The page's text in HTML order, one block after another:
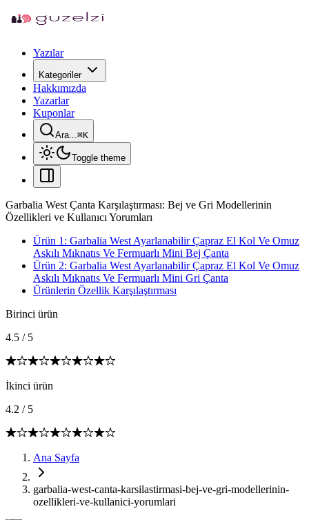
Yazılar
Kategoriler
Hakkımızda
Yazarlar
Kuponlar
Ara...⌘K
Toggle theme
Garbalia West Çanta Karşılaştırması: Bej ve Gri Modellerinin
Özellikleri ve Kullanıcı Yorumları
Ürün 1: Garbalia West Ayarlanabilir Çapraz El Kol Ve Omuz
Askılı Mıknatıs Ve Fermuarlı Mini Bej Çanta
Ürün 2: Garbalia West Ayarlanabilir Çapraz El Kol Ve Omuz
Askılı Mıknatıs Ve Fermuarlı Mini Gri Çanta
Ürünlerin Özellik Karşılaştırması
Birinci ürün
4.5 / 5
İkinci ürün
4.2 / 5
Ana Sayfa
garbalia-west-canta-karsilastirmasi-bej-ve-gri-modellerinin-
ozellikleri-ve-kullanici-yorumlari